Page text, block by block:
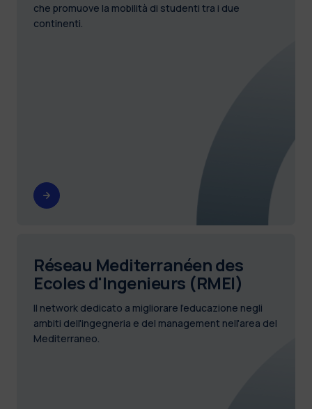
che promuove la mobilità di studenti tra i due
continenti.
Réseau Mediterranéen des
Ecoles d'Ingenieurs (RMEI)
Il network dedicato a migliorare l'educazione negli
ambiti dell'ingegneria e del management nell'area del
Mediterraneo.